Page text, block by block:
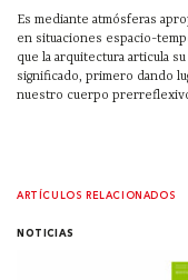
Es mediante atmósferas
en situaciones espacio-
que la arquitectura articula su
significado, primero dando
nuestro cuerpo
ARTÍCULOS RELACIONADOS
NOTICIAS